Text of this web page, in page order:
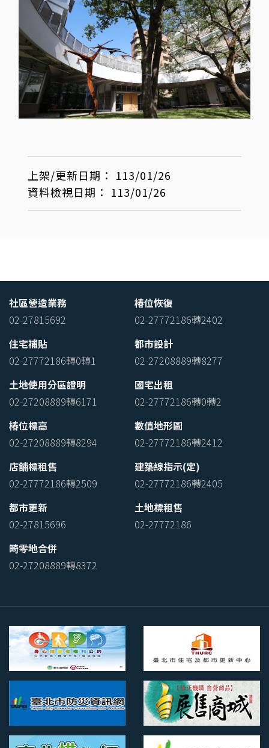
上架/更新日期： 113/01/26
資料檢視日期： 113/01/26
社區營造業務
02-27815692
椿位恢復
02-27772186轉2402
住宅補貼
02-27772186轉0轉1
都市設計
02-27208889轉8277
土地使用分區證明
02-27208889轉6171
國宅出租
02-27772186轉0轉2
椿位標高
02-27208889轉8294
數值地形圖
02-27772186轉2412
店舖標租售
02-27772186轉2509
建築線指示(定)
02-27772186轉2405
都市更新
02-27815696
土地標租售
02-27772186
畸零地合併
02-27208889轉8372